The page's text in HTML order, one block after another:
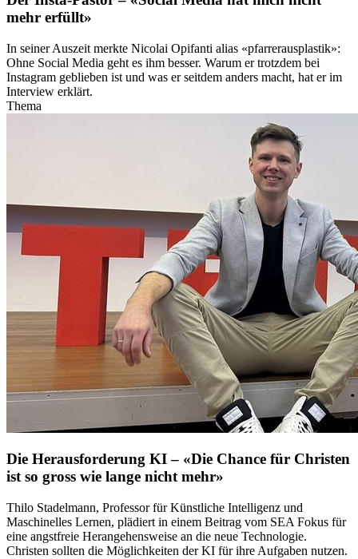
mehr erfüllt»
In seiner Auszeit merkte Nicolai Opifanti alias «pfarrerausplastik»:
Ohne Social Media geht es ihm besser. Warum er trotzdem bei
Instagram geblieben ist und was er seitdem anders macht, hat er im
Interview erklärt.
Thema
Die Herausforderung KI – «Die Chance für Christen
ist so gross wie lange nicht mehr»
Thilo Stadelmann, Professor für Künstliche Intelligenz und
Maschinelles Lernen, plädiert in einem Beitrag vom SEA Fokus für
eine angstfreie Herangehensweise an die neue Technologie.
Christen sollten die Möglichkeiten der KI für ihre Aufgaben nutzen.